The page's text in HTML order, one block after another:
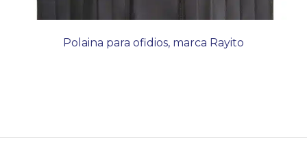
Polaina para ofidios, marca Rayito